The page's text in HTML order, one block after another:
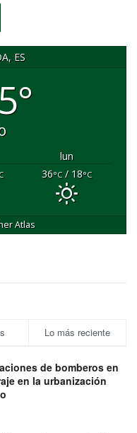
ES
lun
36°C/ 18°C
Atlas
Lo más reciente
de bomberos en
en la urbanización